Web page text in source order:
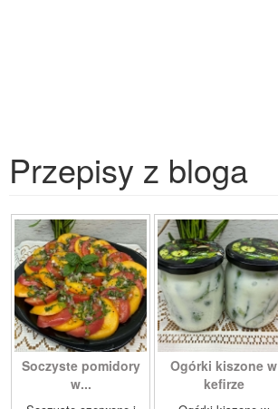
Przepisy z bloga
Soczyste pomidory
w...
Ogórki kiszone w
kefirze